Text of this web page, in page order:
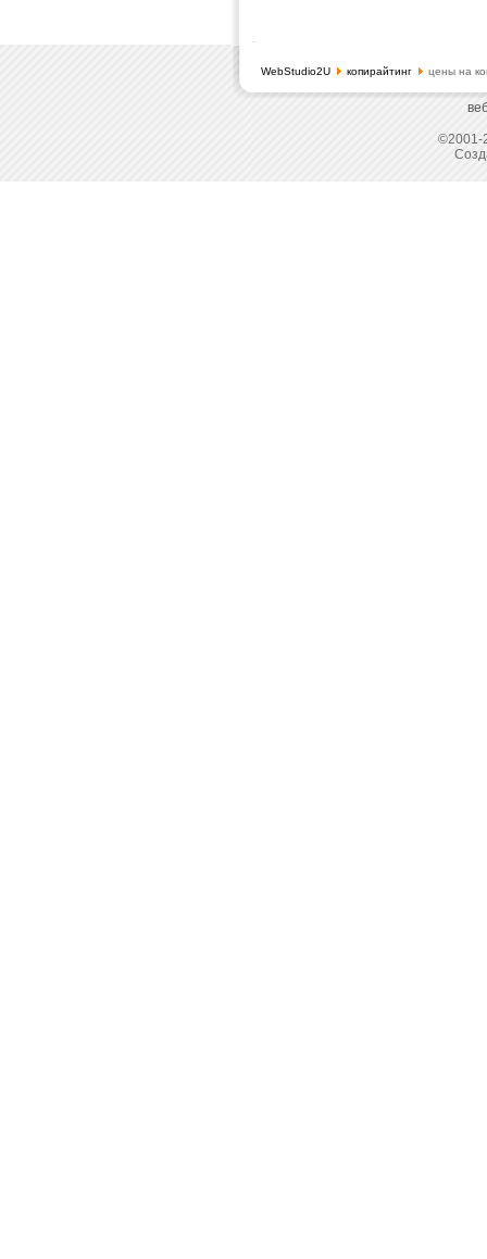
WebStudio2U копирайтинг цены на
©2001-